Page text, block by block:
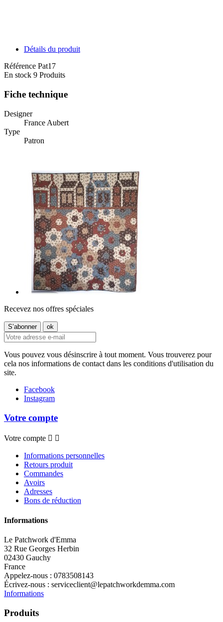
Détails du produit
Référence Pat17
En stock 9 Produits
Fiche technique
Designer
France Aubert
Type
Patron
Recevez nos offres spéciales
Vous pouvez vous désinscrire à tout moment. Vous trouverez pour
cela nos informations de contact dans les conditions d'utilisation du
site.
Facebook
Instagram
Votre compte
Votre compte  
Informations personnelles
Retours produit
Commandes
Avoirs
Adresses
Bons de réduction
Informations
Le Patchwork d'Emma
32 Rue Georges Herbin
02430 Gauchy
France
Appelez-nous : 0783508143
Écrivez-nous : serviceclient@lepatchworkdemma.com
Informations
Produits